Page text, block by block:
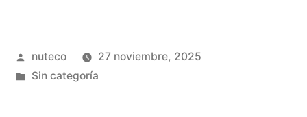
Publicada
por
nuteco
27 noviembre, 2025
Publicada
Sin categoría